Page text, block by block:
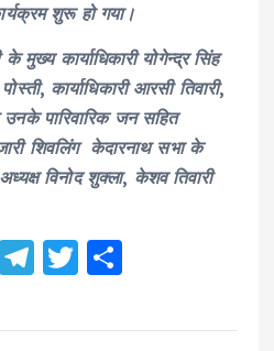
शुरू हो गया।
मुख्य कार्याधिकारी योगेन्द्र सिंह
कार्याधिकारी आरसी तिवारी,
उनके पारिवारिक जन सहित
शिवलिंग केदारनाथ सभा के
विनोद शुक्ला, केशव तिवारी
E
T
e
T
it a